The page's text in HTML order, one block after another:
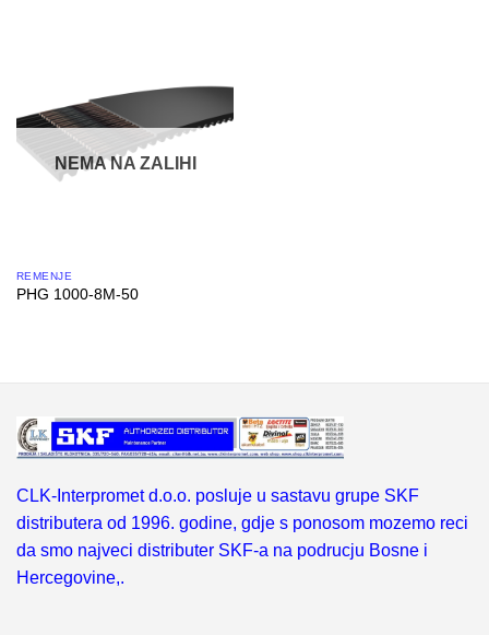
NEMA NA ZALIHI
REMENJE
PHG 1000-8M-50
CLK-Interpromet d.o.o. posluje u sastavu grupe SKF
distributera od 1996. godine, gdje s ponosom mozemo reci
da smo najveci distributer SKF-a na podrucju Bosne i
Hercegovine,.